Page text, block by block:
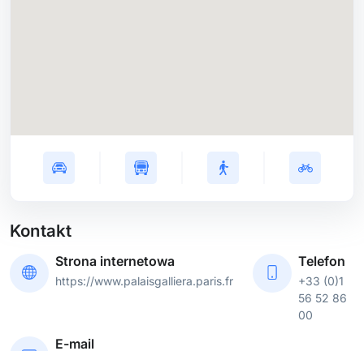
Kontakt
Strona internetowa
https://www.palaisgalliera.paris.fr
Telefon
+33 (0)1
56 52 86
00
E-mail